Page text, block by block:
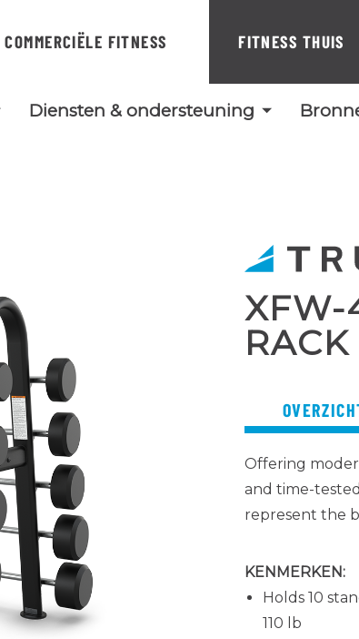
COMMERCIËLE FITNESS FITNESS THUIS
Diensten & ondersteuning
XFW-
RACK
Offering
and time-
represent the
KENMERKEN:
Holds 10
110 lb